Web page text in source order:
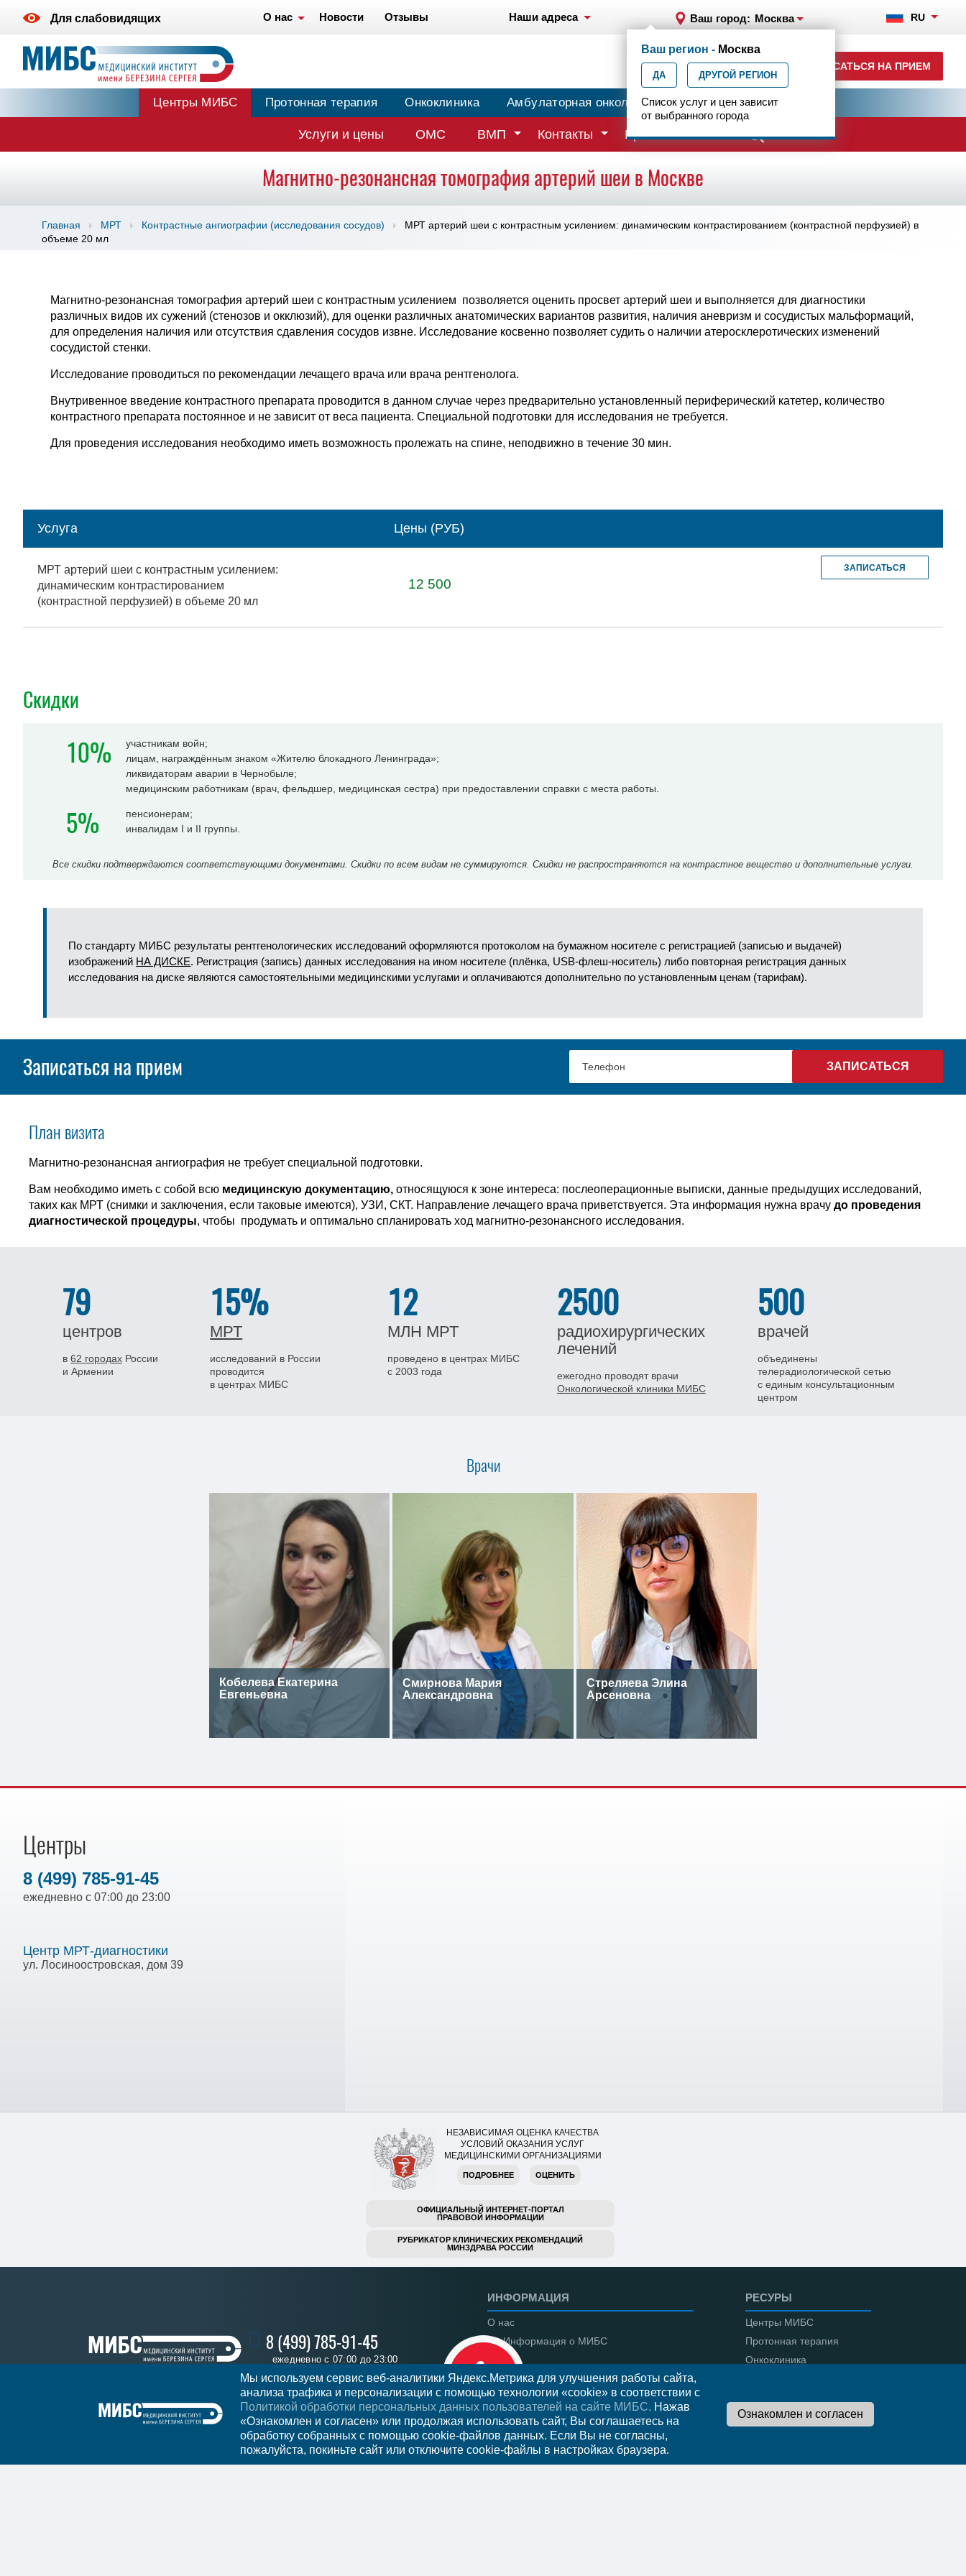
Для слабовидящих О нас Новости Отзывы Наши адреса Ваш город: Москва RU
8 (499) 785-91-45
ежедневно с 07:00 до 23:00
ЗАПИСАТЬСЯ НА ПРИЕМ
Ваш регион - Москва
ДА ДРУГОЙ РЕГИОН
Список услуг и цен зависит
от выбранного города
Центры МИБС Протонная терапия Онкоклиника Амбулаторная онкология Центр эпилептологии
Услуги и цены ОМС ВМП Контакты Врачи
Магнитно-резонансная томография артерий шеи в Москве
Главная МРТ Контрастные ангиографии (исследования сосудов)
МРТ артерий шеи с контрастным усилением: динамическим контрастированием (контрастной перфузией) в
объеме 20 мл
Магнитно-резонансная томография артерий шеи с контрастным усилением позволяется оценить просвет артерий шеи и выполняется для диагностики
различных видов их сужений (стенозов и окклюзий), для оценки различных анатомических вариантов развития, наличия аневризм и сосудистых мальформаций,
для определения наличия или отсутствия сдавления сосудов извне. Исследование косвенно позволяет судить о наличии атеросклеротических изменений
сосудистой стенки.
Исследование проводиться по рекомендации лечащего врача или врача рентгенолога.
Внутривенное введение контрастного препарата проводится в данном случае через предварительно установленный периферический катетер, количество
контрастного препарата постоянное и не зависит от веса пациента. Специальной подготовки для исследования не требуется.
Для проведения исследования необходимо иметь возможность пролежать на спине, неподвижно в течение 30 мин.
Услуга Цены (РУБ)
МРТ артерий шеи с контрастным усилением:
динамическим контрастированием
(контрастной перфузией) в объеме 20 мл
12 500
ЗАПИСАТЬСЯ
Скидки
10%
участникам войн;
лицам, награждённым знаком «Жителю блокадного Ленинграда»;
ликвидаторам аварии в Чернобыле;
медицинским работникам (врач, фельдшер, медицинская сестра) при предоставлении справки с места работы.
5%
пенсионерам;
инвалидам I и II группы.
Все скидки подтверждаются соответствующими документами. Скидки по всем видам не суммируются. Скидки не распространяются на контрастное вещество и дополнительные услуги.
По стандарту МИБС результаты рентгенологических исследований оформляются протоколом на бумажном носителе с регистрацией (записью и выдачей)
изображений НА ДИСКЕ. Регистрация (запись) данных исследования на ином носителе (плёнка, USB-флеш-носитель) либо повторная регистрация данных
исследования на диске являются самостоятельными медицинскими услугами и оплачиваются дополнительно по установленным ценам (тарифам).
Записаться на прием
План визита
Магнитно-резонансная ангиография не требует специальной подготовки.
Вам необходимо иметь с собой всю медицинскую документацию, относящуюся к зоне интереса: послеоперационные выписки, данные предыдущих исследований,
таких как МРТ (снимки и заключения, если таковые имеются), УЗИ, СКТ. Направление лечащего врача приветствуется. Эта информация нужна врачудо проведения
диагностической процедуры, чтобы продумать и оптимально спланировать ход магнитно-резонансного исследования.
79
центров
в 62 городах России
и Армении
15%
МРТ
исследований в России
проводится
в центрах МИБС
12
МЛН МРТ
проведено в центрах МИБС
с 2003 года
2500
радиохирургических
лечений
ежегодно проводят врачи
Онкологической клиники МИБС
500
врачей
объединены
телерадиологической сетью
с единым консультационным
центром
Врачи
Кобелева Екатерина
Евгеньевна
Смирнова Мария
Александровна
Стреляева Элина
Арсеновна
Центры
8 (499) 785-91-45
ежедневно с 07:00 до 23:00
Центр МРТ-диагностики
ул. Лосиноостровская, дом 39
НЕЗАВИСИМАЯ ОЦЕНКА КАЧЕСТВА
УСЛОВИЙ ОКАЗАНИЯ УСЛУГ
МЕДИЦИНСКИМИ ОРГАНИЗАЦИЯМИ
ПОДРОБНЕЕ ОЦЕНИТЬ
ОФИЦИАЛЬНЫЙ ИНТЕРНЕТ-ПОРТАЛ
ПРАВОВОЙ ИНФОРМАЦИИ
РУБРИКАТОР КЛИНИЧЕСКИХ РЕКОМЕНДАЦИЙ
МИНЗДРАВА РОССИИ
8 (499) 785-91-45
ежедневно с 07:00 до 23:00
РегионМосква Записаться на прием
Мы в социальных сетях
ИНФОРМАЦИЯ
О нас
Информация о МИБС
Региональные центры
Вакансии
Документы
Федеральное законодательство
РЕСУРЫ
Центры МИБС
Протонная терапия
Онкоклиника
Мы используем сервис веб-аналитики Яндекс.Метрика для улучшения работы сайта,
анализа трафика и персонализации с помощью технологии «cookie» в соответствии с
Политикой обработки персональных данных пользователей на сайте МИБС. Нажав
«Ознакомлен и согласен» или продолжая использовать сайт, Вы соглашаетесь на
обработку собранных с помощью cookie-файлов данных. Если Вы не согласны,
пожалуйста, покиньте сайт или отключите cookie-файлы в настройках браузера.